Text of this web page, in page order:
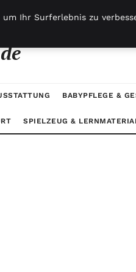
BABYPFLEGE &
SPIELZEUG &
um Ihr Surferlebnis zu